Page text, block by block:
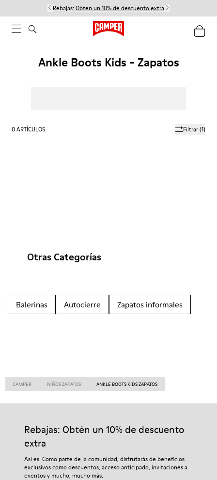
Rebajas: Obtén un 10% de descuento extra
Ankle Boots Kids - Zapatos
Filtrar(1)
0ARTÍCULOS
Otras Categorías
Balerinas Autocierre Zapatos informales
CAMPER NIÑOS ZAPATOS ANKLE BOOTS KIDS ZAPATOS
Rebajas: Obtén un 10% de descuento
extra
Así es. Como parte de la comunidad, disfrutarás de beneficios
exclusivos como descuentos, acceso anticipado, invitaciones a
eventos y mucho, mucho más.